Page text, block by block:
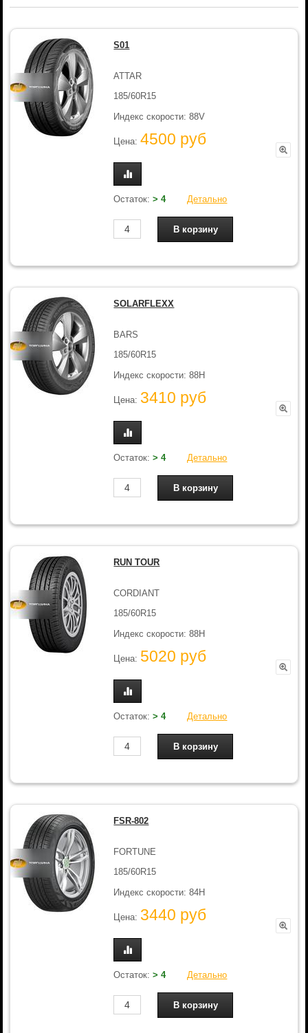
S01
ATTAR
185/60R15
Индекс скорости: 88V
Цена:4500 руб
Остаток:> 4 Детально
SOLARFLEXX
BARS
185/60R15
Индекс скорости: 88H
Цена: 3410 руб
Остаток:> 4 Детально
RUN TOUR
CORDIANT
185/60R15
Индекс скорости: 88H
Цена: 5020 руб
Остаток:> 4 Детально
FSR-802
FORTUNE
185/60R15
Индекс скорости: 84H
Цена: 3440 руб
Остаток:> 4 Детально